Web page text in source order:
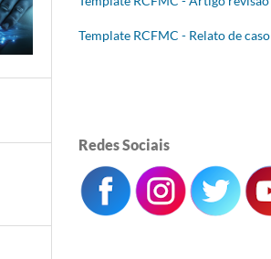
Template RCFMC - Relato de caso
Redes Sociais